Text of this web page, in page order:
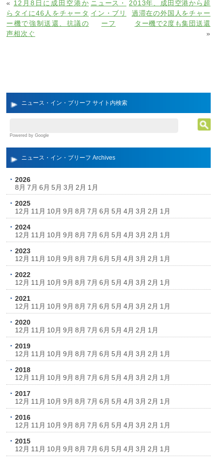
ニュース・イン・ブリーフ サイト内検索
Powered by Google
ニュース・イン・ブリーフ Archives
2026
8月 7月 6月 5月 3月 2月 1月
2025
12月 11月 10月 9月 8月 7月 6月 5月 4月 3月 2月 1月
2024
12月 11月 10月 9月 8月 7月 6月 5月 4月 3月 2月 1月
2023
12月 11月 10月 9月 8月 7月 6月 5月 4月 3月 2月 1月
2022
12月 11月 10月 9月 8月 7月 6月 5月 4月 3月 2月 1月
2021
12月 11月 10月 9月 8月 7月 6月 5月 4月 3月 2月 1月
2020
12月 11月 10月 9月 8月 7月 6月 5月 4月 2月 1月
2019
12月 11月 10月 9月 8月 7月 6月 5月 4月 3月 2月 1月
2018
12月 11月 10月 9月 8月 7月 6月 5月 4月 3月 2月 1月
2017
12月 11月 10月 9月 8月 7月 6月 5月 4月 3月 2月 1月
2016
12月 11月 10月 9月 8月 7月 6月 5月 4月 3月 2月 1月
2015
12月 11月 10月 9月 8月 7月 6月 5月 4月 3月 2月 1月
« 12月8日に成田空港か
らタイに46人をチャータ
ー機で強制送還、抗議の
声相次ぐ
2013年、成田空港から超
過滞在の外国人をチャー
ター機で2度も集団送還
»
ニュース・
イン・ブリ
ーフ